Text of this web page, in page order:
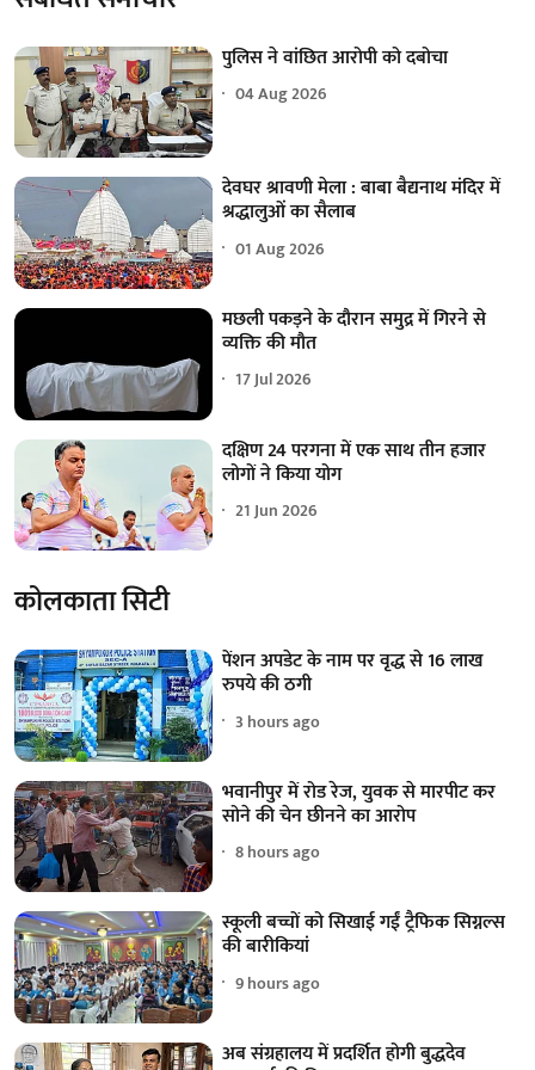
पुलिस ने वांछित आरोपी को दबोचा
04 Aug 2026
देवघर श्रावणी मेला : बाबा बैद्यनाथ मंदिर में
श्रद्धालुओं का सैलाब
01 Aug 2026
मछली पकड़ने के दौरान समुद्र में गिरने से
व्यक्ति की मौत
17 Jul 2026
दक्षिण 24 परगना में एक साथ तीन हजार
लोगों ने किया योग
21 Jun 2026
कोलकाता सिटी
पेंशन अपडेट के नाम पर वृद्ध से 16 लाख
रुपये की ठगी
3 hours ago
भवानीपुर में रोड रेज, युवक से मारपीट कर
सोने की चेन छीनने का आरोप
8 hours ago
स्कूली बच्चों को सिखाई गईं ट्रैफिक सिग्नल्स
की बारीकियां
9 hours ago
अब संग्रहालय में प्रदर्शित होगी बुद्धदेव